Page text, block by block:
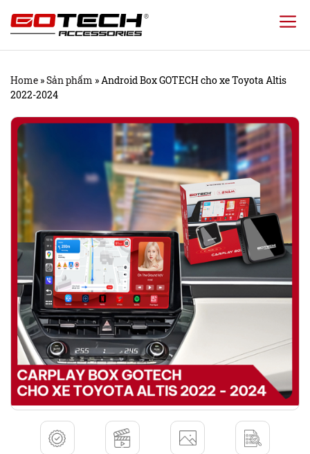
Chuyển
đến
dung
Home »Sản phẩm »Android Box GOTECH cho xe Toyota Altis
2022-2024